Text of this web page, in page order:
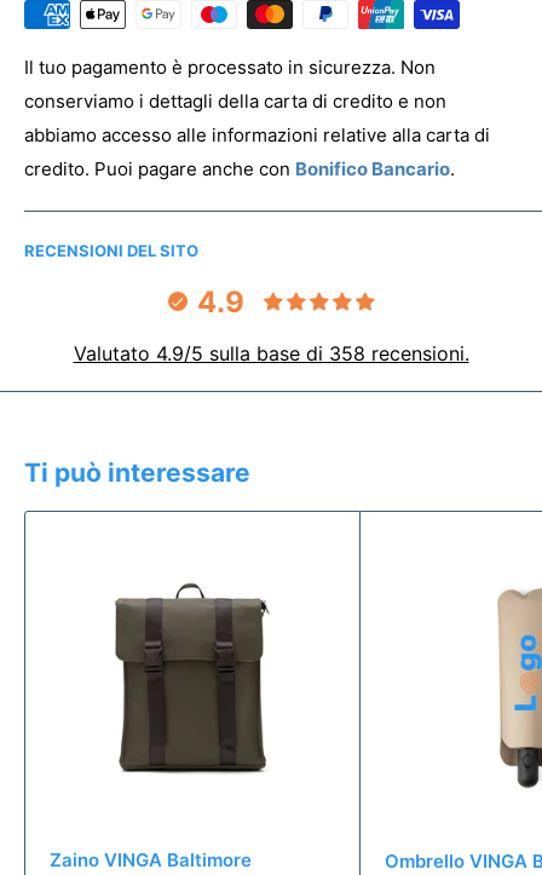
Il tuo pagamento è processato in sicurezza. Non
conserviamo i dettagli della carta di credito e non
abbiamo accesso alle informazioni relative alla carta di
credito. Puoi pagare anche con Bonifico Bancario.
RECENSIONI DEL SITO
4.9
Valutato 4.9/5 sulla base di 358 recensioni.
Ti può interessare
Zaino VINGA Baltimore
Ombrello VINGA